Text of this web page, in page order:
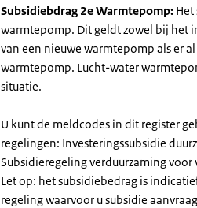
Subsidiebdrag 2e Warmtepomp:
warmtepomp. Dit geldt zowel bij het
van een nieuwe warmtepomp als er
warmtepomp. Lucht-water
situatie.
U kunt de meldcodes in dit register
regelingen: Investeringssubsidie
Subsidieregeling verduurzaming voor
Let op: het subsidiebedrag is
regeling waarvoor u subsidie